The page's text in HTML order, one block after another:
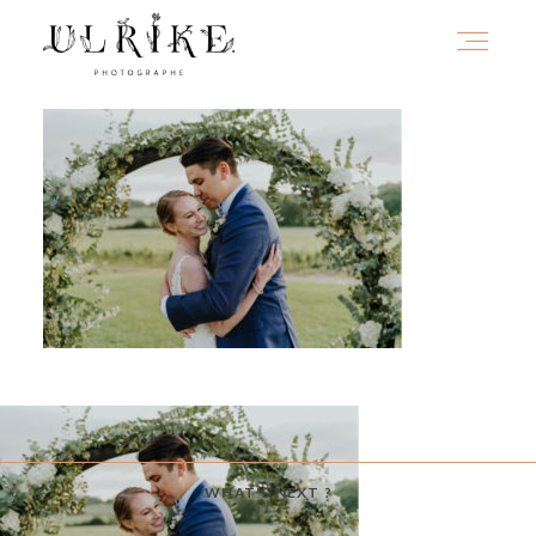
WHAT'S NEXT ?
HOME
A PROPOS
PORTFOLIO
INFOS
JOURNAL